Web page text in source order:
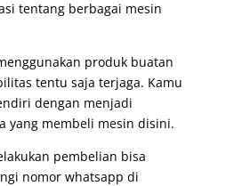
tentang berbagai mesin
produk buatan
tentu saja terjaga. Kamu
dengan menjadi
yang membeli mesin disini.
pembelian bisa
nomor whatsapp di